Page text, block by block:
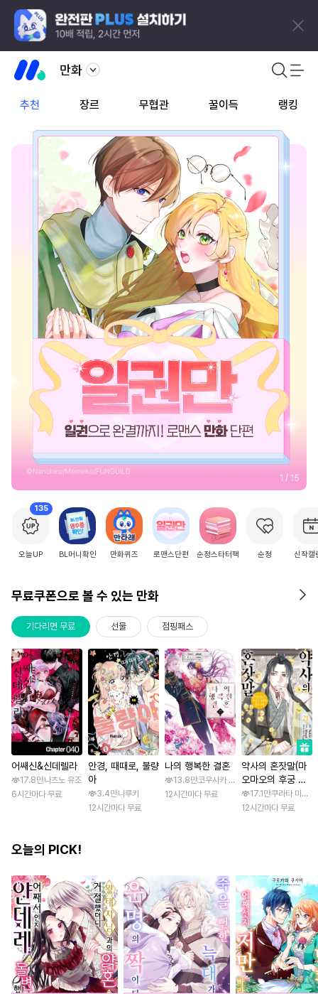
만화
추천 장르 무협관 꿀이득 랭킹
2 / 15
135
오늘UP BL머니확인 만화퀴즈 로맨스단편 순정스타터팩 순정 신작캘
무료쿠폰으로 볼 수 있는 만화
기다리면 무료 선물 점핑패스
어쌔신&신데렐라
17.8만나츠노 유조
6시간마다 무료
안경, 때때로, 불량
아
3.4만나루키
12시간마다 무료
나의 행복한 결혼
13.8만코우사카 리토 / 아기토기 아쿠미
12시간마다 무료
약사의 혼잣말(마
오마오의 후궁 수
수께끼 풀이수첩)
17.1만쿠라타 미노
12시간마다 무료
오늘의 PICK!